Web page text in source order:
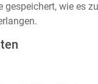
gespeichert, wie es